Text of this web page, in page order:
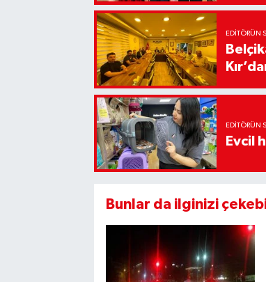
EDITÖRÜN
EDITÖRÜN
Evcil
Bunlar da ilginizi